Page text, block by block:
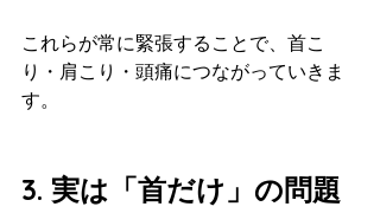
これらが常に緊張することで、首こ
り・肩こり・頭痛につながっていきま
す。
3. 実は「首だけ」の問題